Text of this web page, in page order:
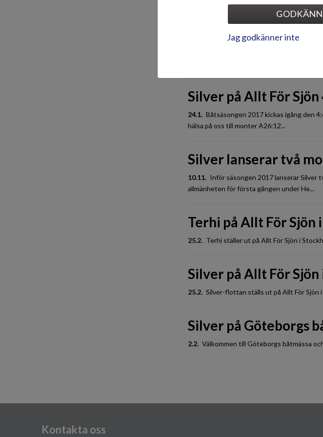
Terhi med på
Silver på Allt För Sjön
24.1. Båtsäsongen 2017 kickas igång den
hälsa på oss till monter A26:12...
Silver lanserar två
10.11. Inför säsongen 2017 lanserar Silver
allmänheten för första gången under He...
Terhi på Allt För Sjön
25.2. Terhi ställer ut på Allt För Sjön i
Silver på Allt För
25.2. Silver-flottan ställs ut på Allt För Sjön
Silver på Göteborgs
2.2. Välkommen till Göteborgs båtmässa
Kontakta oss
Jag godkänner inte